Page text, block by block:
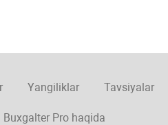
Yangiliklar Tavsiyalar
Buxgalter Pro haqida